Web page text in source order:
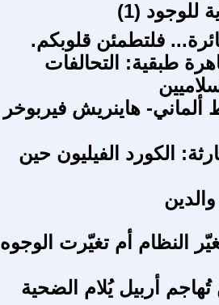
للوجود (1)
فلتطمئن قلوبكم.
طبقية: التحالفات
ضابط ألماني- هاينريش فيربوخر
الكورد الفيليون حين
النظام أم تغيّرت الوجوه
أربيل يُلام الضحية